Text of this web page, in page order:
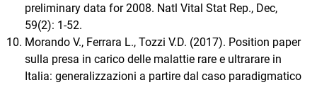
preliminary data for 2008. Natl Vital Stat Rep., Dec,
59(2): 1-52.
Morando V., Ferrara L., Tozzi V.D. (2017). Position paper
sulla presa in carico delle malattie rare e ultrarare in
Italia: generalizzazioni a partire dal caso paradigmatico